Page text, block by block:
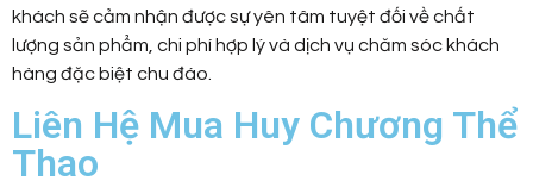
khách sẽ cảm nhận được sự yên tâm tuyệt đối về chất
lượng sản phẩm, chi phí hợp lý và dịch vụ chăm sóc khách
hàng đặc biệt chu đáo.
Liên Hệ Mua Huy Chương Thể
Thao